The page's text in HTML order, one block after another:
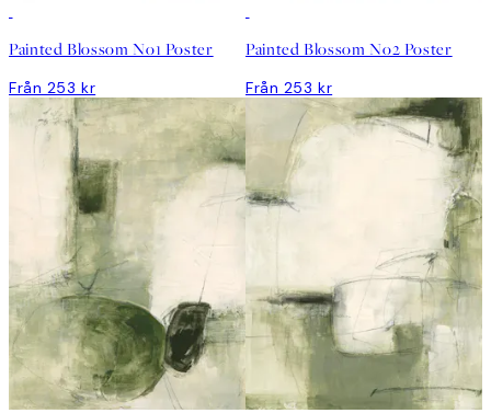
Painted Blossom No1 Poster
Från 253 kr
Painted Blossom No2 Poster
Från 253 kr